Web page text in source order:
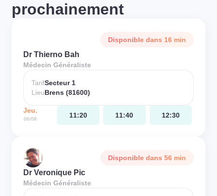
prochainement
Disponible dans 16 min
Dr Thierno Bah
Médecin Généraliste
TarifSecteur 1
LieuBrens (81600)
Jeu.
06/08 11:20 11:40 12:30
Disponible dans 56 min
Dr Veronique Pic
Médecin Généraliste